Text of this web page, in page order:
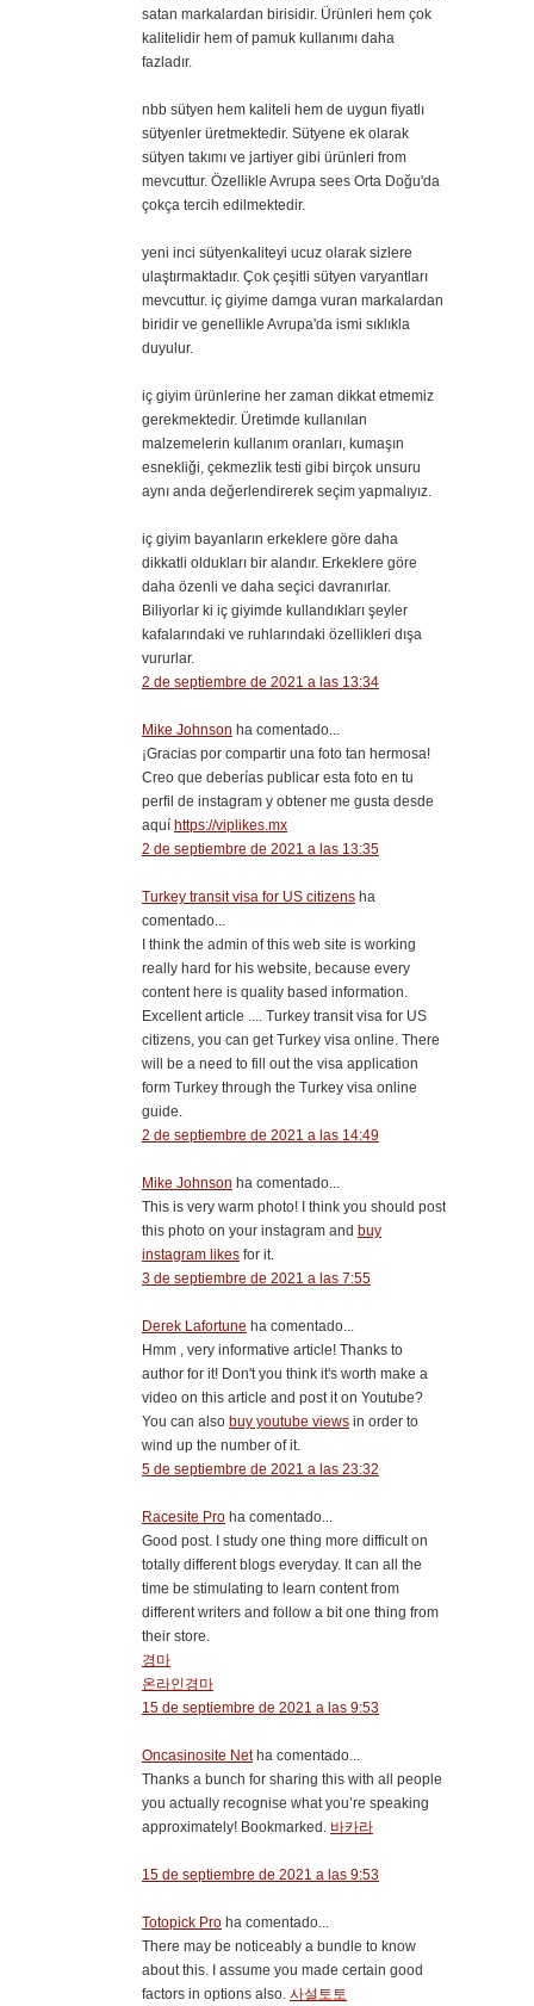
satan markalardan birisidir. Ürünleri hem çok
kalitelidir hem of pamuk kullanımı daha
fazladır.
nbb sütyen hem kaliteli hem de uygun fiyatlı
sütyenler üretmektedir. Sütyene ek olarak
sütyen takımı ve jartiyer gibi ürünleri from
mevcuttur. Özellikle Avrupa sees Orta Doğu'da
çokça tercih edilmektedir.
yeni inci sütyenkaliteyi ucuz olarak sizlere
ulaştırmaktadır. Çok çeşitli sütyen varyantları
mevcuttur. iç giyime damga vuran markalardan
biridir ve genellikle Avrupa'da ismi sıklıkla
duyulur.
iç giyim ürünlerine her zaman dikkat etmemiz
gerekmektedir. Üretimde kullanılan
malzemelerin kullanım oranları, kumaşın
esnekliği, çekmezlik testi gibi birçok unsuru
aynı anda değerlendirerek seçim yapmalıyız.
iç giyim bayanların erkeklere göre daha
dikkatli oldukları bir alandır. Erkeklere göre
daha özenli ve daha seçici davranırlar.
Biliyorlar ki iç giyimde kullandıkları şeyler
kafalarındaki ve ruhlarındaki özellikleri dışa
vururlar.
2 de septiembre de 2021 a las 13:34
Mike Johnson ha comentado...
¡Gracias por compartir una foto tan hermosa!
Creo que deberías publicar esta foto en tu
perfil de instagram y obtener me gusta desde
aquí https://viplikes.mx
2 de septiembre de 2021 a las 13:35
Turkey transit visa for US citizens ha
comentado...
I think the admin of this web site is working
really hard for his website, because every
content here is quality based information.
Excellent article .... Turkey transit visa for US
citizens, you can get Turkey visa online. There
will be a need to fill out the visa application
form Turkey through the Turkey visa online
guide.
2 de septiembre de 2021 a las 14:49
Mike Johnson ha comentado...
This is very warm photo! I think you should post
this photo on your instagram and buy
instagram likes for it.
3 de septiembre de 2021 a las 7:55
Derek Lafortune ha comentado...
Hmm , very informative article! Thanks to
author for it! Don't you think it's worth make a
video on this article and post it on Youtube?
You can also buy youtube views in order to
wind up the number of it.
5 de septiembre de 2021 a las 23:32
Racesite Pro ha comentado...
Good post. I study one thing more difficult on
totally different blogs everyday. It can all the
time be stimulating to learn content from
different writers and follow a bit one thing from
their store.
경마
온라인경마
15 de septiembre de 2021 a las 9:53
Oncasinosite Netha comentado...
Thanks a bunch for sharing this with all people
you actually recognise what you’re speaking
approximately! Bookmarked. 바카라
15 de septiembre de 2021 a las 9:53
Totopick Pro ha comentado...
There may be noticeably a bundle to know
about this. I assume you made certain good
factors in options also. 사설토토